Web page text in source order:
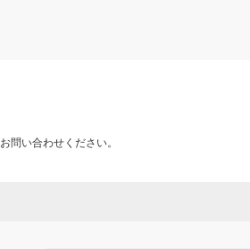
問い合わせください。